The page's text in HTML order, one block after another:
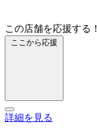
この店舗を応援する！
ここから応援
詳細を見る